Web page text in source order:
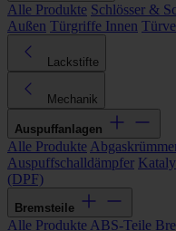
Alle Produkte Schlösser &
Außen Türgriffe Innen
Lackstifte
Mechanik
Auspuffanlagen
Alle Produkte
Auspuffschalldämpfer
(DPF)
Bremsteile
Alle Produkte ABS-Teile